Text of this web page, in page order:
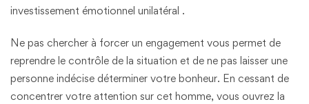
investissement émotionnel unilatéral​ .
Ne pas chercher à forcer un engagement vous permet de
reprendre le contrôle de la situation et de ne pas laisser une
personne indécise déterminer votre bonheur. En cessant de
concentrer votre attention sur cet homme, vous ouvrez la